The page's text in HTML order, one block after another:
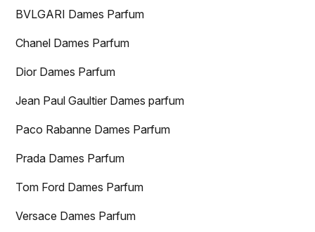
BVLGARI Dames Parfum
Chanel Dames Parfum
Dior Dames Parfum
Jean Paul Gaultier Dames parfum
Paco Rabanne Dames Parfum
Prada Dames Parfum
Tom Ford Dames Parfum
Versace Dames Parfum